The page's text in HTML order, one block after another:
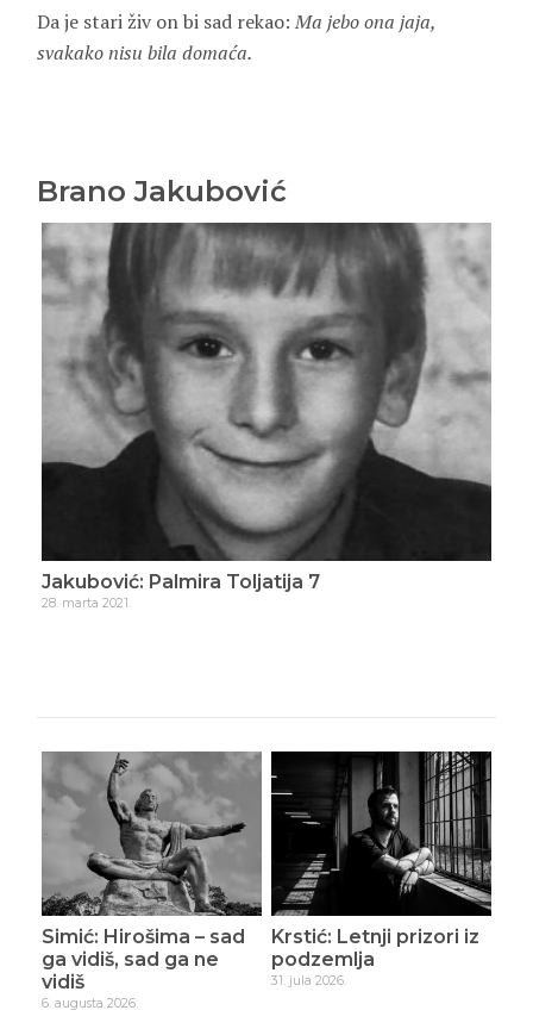
Da je stari živ on bi sad rekao:Ma jebo ona jaja,
svakako nisu bila domaća.
Brano Jakubović
Jakubović: Palmira Toljatija 7
28. marta 2021.
Simić: Hirošima – sad
ga vidiš, sad ga ne
vidiš
6. augusta 2026.
Krstić: Letnji prizori iz
podzemlja
31. jula 2026.